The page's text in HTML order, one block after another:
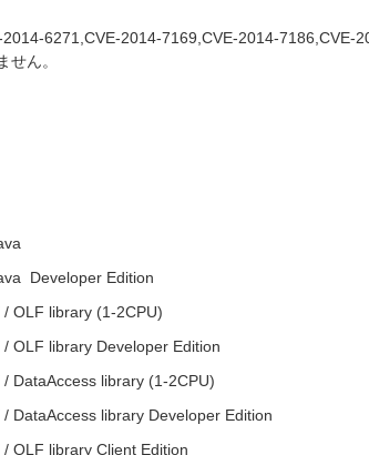
6271,CVE-2014-7169,CVE-2014-7186,CVE-
せん。
Developer Edition
/ OLF library (1-2CPU)
OLF library Developer Edition
DataAccess library (1-2CPU)
DataAccess library Developer Edition
OLF library Client Edition